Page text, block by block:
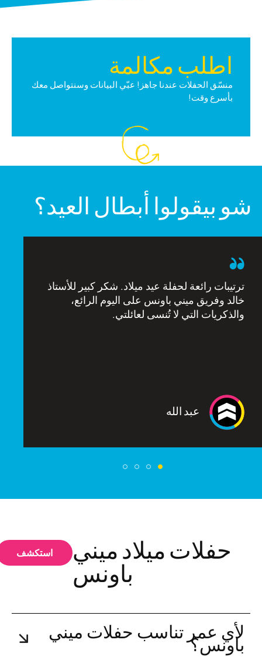
اطلب مكالمة
منسّق الحفلات عندنا جاهز! عبّي البيانات وسنتواصل معك
بأسرع وقت!
شو بيقولوا أبطال العيد؟
ترتيبات رائعة لحفلة عيد ميلاد. شكر كبير للأستاذ
خالد وفريق ميني باونس على اليوم الرائع،
والذكريات التي لا تُنسى لعائلتي.
عبد الله
حفلات ميلاد ميني
باونس
استكشف
لأي عمر تناسب حفلات ميني
باونس؟